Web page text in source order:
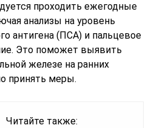
проходить ежегодные
анализы на уровень
антигена (ПСА) и пальцевое
Это поможет выявить
железе на ранних
принять меры.
Читайте также: